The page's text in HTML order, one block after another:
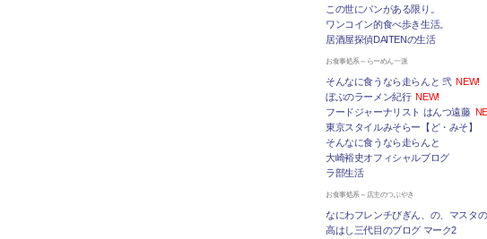
この世にパンがある限り。
ワンコイン的食べ歩き生活。
居酒屋探偵DAITENの生活
お食事処系～らーめん一派
そんなに食うなら走らんと 弐 NEW!
ぼぶのラーメン紀行 NEW!
フードジャーナリスト はんつ遠藤
東京スタイルみそらー【ど・みそ】
そんなに食うなら走らんと
大崎裕史オフィシャルブログ
ラ部生活
お食事処系～店主のつぶやき
なにわフレンチびぎん、の、マスタ
高はし三代目のブログ マーク2